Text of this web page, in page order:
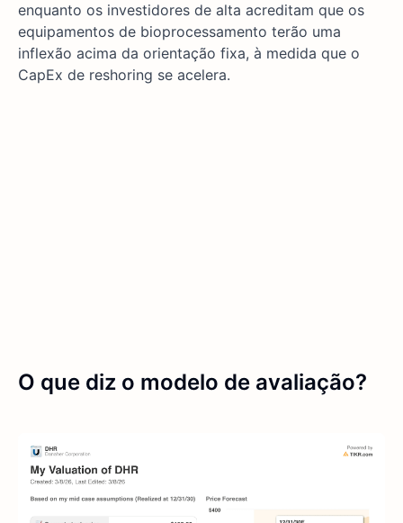
enquanto os investidores de alta acreditam que os
equipamentos de bioprocessamento terão uma
inflexão acima da orientação fixa, à medida que o
CapEx de reshoring se acelera.
O que diz o modelo de avaliação?